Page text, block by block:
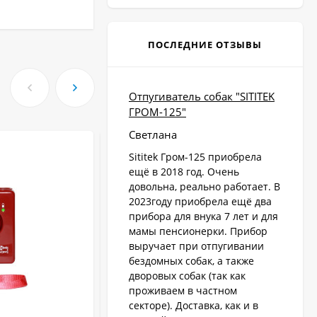
ПОСЛЕДНИЕ ОТЗЫВЫ
Отпугиватель собак "SITITEK
ГРОМ-125"
Светлана
Sititek Гром-125 приобрела
ещё в 2018 год. Очень
довольна, реально работает. В
2023году приобрела ещё два
прибора для внука 7 лет и для
мамы пенсионерки. Прибор
выручает при отпугивании
бездомных собак, а также
дворовых собак (так как
проживаем в частном
секторе). Доставка, как и в